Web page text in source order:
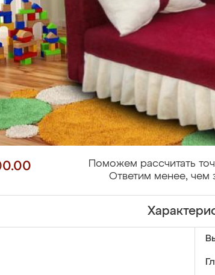
Поможем рассчитать
Ответим менее, чем